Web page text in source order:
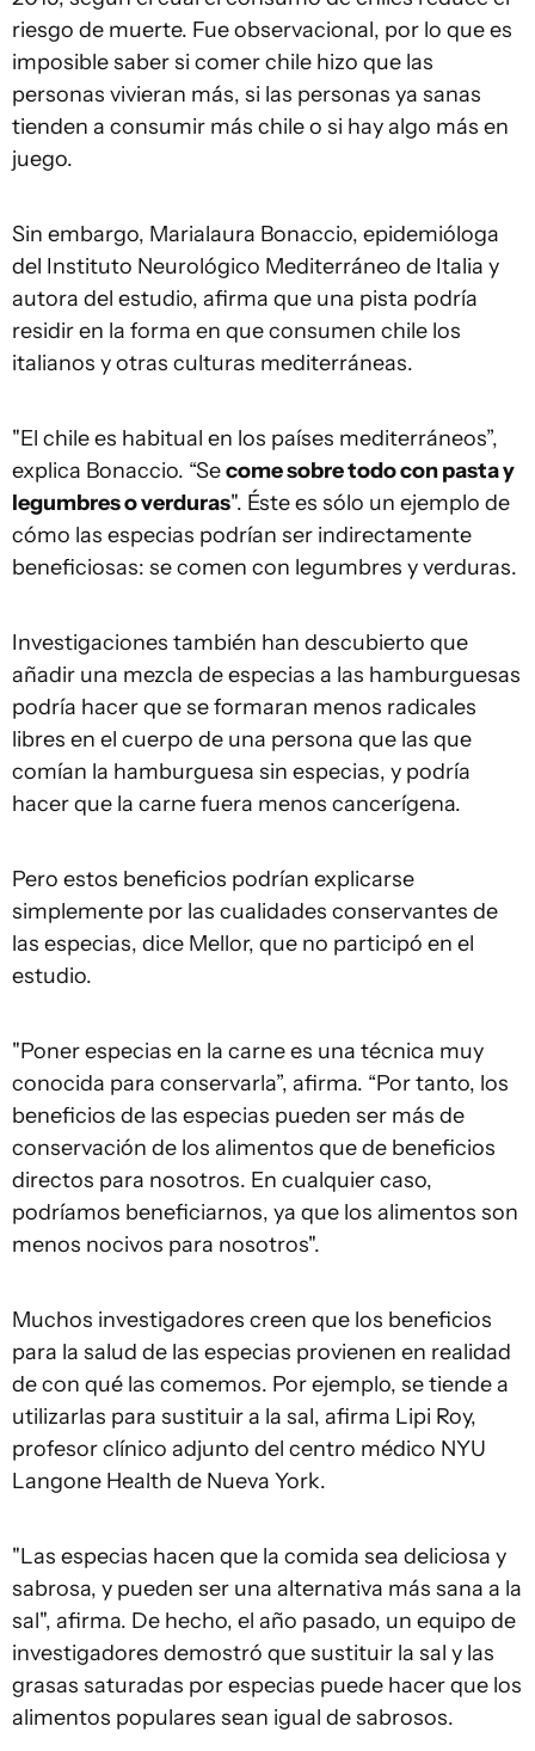
riesgo de muerte. Fue observacional, por lo que es
imposible saber si comer chile hizo que las
personas vivieran más, si las personas ya sanas
tienden a consumir más chile o si hay algo más en
juego.
Sin embargo, Marialaura Bonaccio, epidemióloga
del Instituto Neurológico Mediterráneo de Italia y
autora del estudio, afirma que una pista podría
residir en la forma en que consumen chile los
italianos y otras culturas mediterráneas.
"El chile es habitual en los países mediterráneos”,
explica Bonaccio. “Secome sobre todo con pasta y
legumbres o verduras". Éste es sólo un ejemplo de
cómo las especias podrían ser indirectamente
beneficiosas: se comen con legumbres y verduras.
Investigaciones también han descubierto que
añadir una mezcla de especias a las hamburguesas
podría hacer que se formaran menos radicales
libres en el cuerpo de una persona que las que
comían la hamburguesa sin especias, y podría
hacer que la carne fuera menos cancerígena.
Pero estos beneficios podrían explicarse
simplemente por las cualidades conservantes de
las especias, dice Mellor, que no participó en el
estudio.
"Poner especias en la carne es una técnica muy
conocida para conservarla”, afirma. “Por tanto, los
beneficios de las especias pueden ser más de
conservación de los alimentos que de beneficios
directos para nosotros. En cualquier caso,
podríamos beneficiarnos, ya que los alimentos son
menos nocivos para nosotros".
Muchos investigadores creen que los beneficios
para la salud de las especias provienen en realidad
de con qué las comemos. Por ejemplo, se tiende a
utilizarlas para sustituir a la sal, afirma Lipi Roy,
profesor clínico adjunto del centro médico NYU
Langone Health de Nueva York.
"Las especias hacen que la comida sea deliciosa y
sabrosa, y pueden ser una alternativa más sana a la
sal", afirma. De hecho, el año pasado, un equipo de
investigadores demostró que sustituir la sal y las
grasas saturadas por especias puede hacer que los
alimentos populares sean igual de sabrosos.